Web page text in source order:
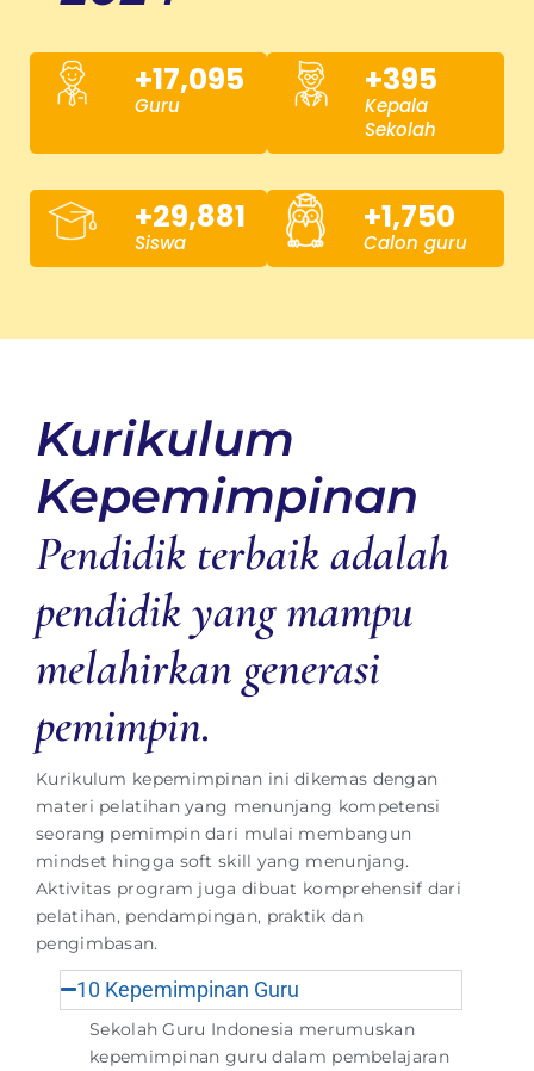
Guru
+17,095
Kepala
Sekolah
+395
Siswa
+29,881
Calon guru
+1,750
Kurikulum kepemimpinan ini dikemas dengan
materi pelatihan yang menunjang kompetensi
seorang pemimpin dari mulai membangun
mindset hingga soft skill yang menunjang.
Aktivitas program juga dibuat komprehensif dari
pelatihan, pendampingan, praktik dan
pengimbasan.
Kurikulum
Kepemimpinan
Pendidik terbaik adalah
pendidik yang mampu
melahirkan generasi
pemimpin.
10 Kepemimpinan Guru
Sekolah Guru Indonesia merumuskan
kepemimpinan guru dalam pembelajaran